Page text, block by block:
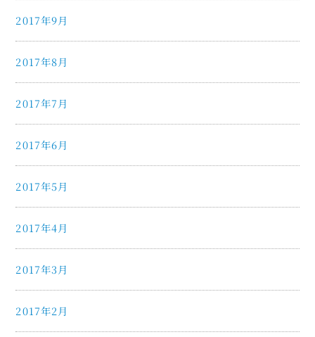
2017年9月
2017年8月
2017年7月
2017年6月
2017年5月
2017年4月
2017年3月
2017年2月